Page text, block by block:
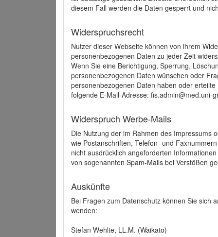
diesem Fall werden die Daten gesperrt und
Widerspruchsrecht
Nutzer dieser Webseite können von ihrem
personenbezogenen Daten zu jeder Zeit
Wenn Sie eine Berichtigung, Sperrung,
personenbezogenen Daten wünschen oder
personenbezogenen Daten haben oder
folgende E-Mail-Adresse: fis.admin@med.uni-
Widerspruch Werbe-Mails
Die Nutzung der im Rahmen des Impressums
wie Postanschriften, Telefon- und
nicht ausdrücklich angeforderten
von sogenannten Spam-Mails bei Verstößen
Auskünfte
Bei Fragen zum Datenschutz können Sie sich
wenden:
Stefan Wehlte, LL.M. (Waikato)